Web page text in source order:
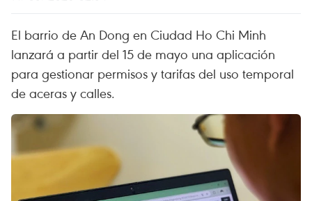
El barrio de An Dong en Ciudad Ho Chi Minh
lanzará a partir del 15 de mayo una aplicación
para gestionar permisos y tarifas del uso temporal
de aceras y calles.